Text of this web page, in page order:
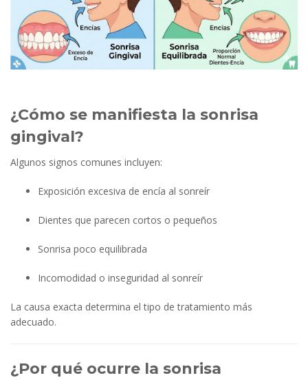
¿Cómo se manifiesta la sonrisa
gingival?
Algunos signos comunes incluyen:
Exposición excesiva de encía al sonreír
Dientes que parecen cortos o pequeños
Sonrisa poco equilibrada
Incomodidad o inseguridad al sonreír
La causa exacta determina el tipo de tratamiento más
adecuado.
¿Por qué ocurre la sonrisa